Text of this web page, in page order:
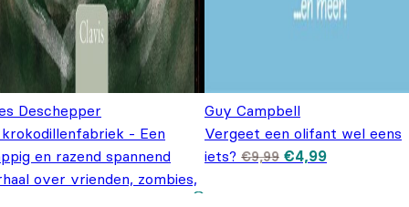
Deschepper
- Een
en razend spannend
over vrienden, zombies,
Oorspronkelijke
Guy Campbell
Vergeet een olifant wel eens
iets? €9,99 Oorspronkelijke
was: €9,99.
€4,99Huidige
is: €4,99.